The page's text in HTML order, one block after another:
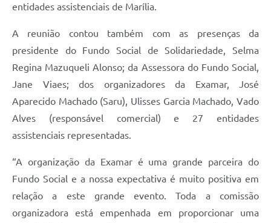
entidades assistenciais de Marília.
A reunião contou também com as presenças da
presidente do Fundo Social de Solidariedade, Selma
Regina Mazuqueli Alonso; da Assessora do Fundo Social,
Jane Viaes; dos organizadores da Examar, José
Aparecido Machado (Saru), Ulisses Garcia Machado, Vado
Alves (responsável comercial) e 27 entidades
assistenciais representadas.
“A organização da Examar é uma grande parceira do
Fundo Social e a nossa expectativa é muito positiva em
relação a este grande evento. Toda a comissão
organizadora está empenhada em proporcionar uma